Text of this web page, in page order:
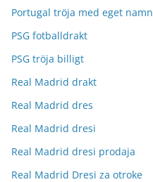
Portugal tröja med eget namn
PSG fotballdrakt
PSG tröja billigt
Real Madrid drakt
Real Madrid dres
Real Madrid dresi
Real Madrid dresi prodaja
Real Madrid Dresi za otroke